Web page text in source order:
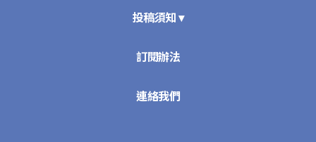
投稿須知 ▾
訂閱辦法
連絡我們